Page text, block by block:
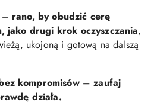
– rano, by obudzić cerę
jako drugi krok oczyszczania,
ukojoną i gotową na dalszą
kompromisów – zaufaj
działa.